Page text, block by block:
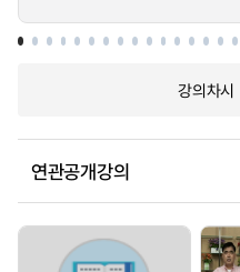
강의차시
연관공개강의